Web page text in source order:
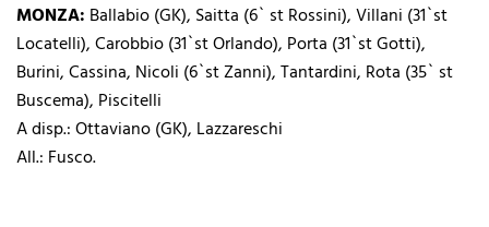
MONZA: Ballabio (GK), Saitta (6` st Rossini), Villani (31`st
Locatelli), Carobbio (31`st Orlando), Porta (31`st Gotti),
Burini, Cassina, Nicoli (6`st Zanni), Tantardini, Rota (35` st
Buscema), Piscitelli
A disp.: Ottaviano (GK), Lazzareschi
All.: Fusco.